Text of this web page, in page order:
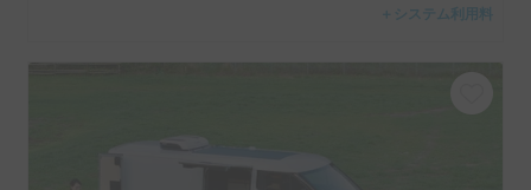
＋システム利用料